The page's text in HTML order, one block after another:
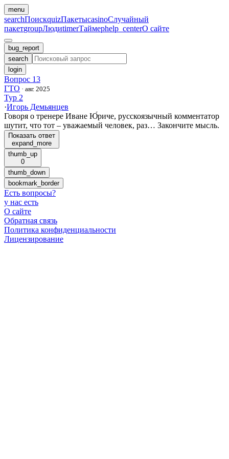
menu
searchПоискquizПакетыcasinoСлучайный
пакетgroupЛюдиtimerТаймерhelp_centerО сайте
bug_report
search
login
Вопрос 13
ГТО · авг. 2025
Тур 2
·Игорь Демьянцев
Говоря о тренере Иване Ю́риче, русскоязычный комментатор
шутит, что тот – уважаемый человек, раз… Закончите мысль.
Показать ответ
expand_more
thumb_up
0
thumb_down
bookmark_border
Есть вопросы?
у нас есть
О сайте
Обратная связь
Политика конфиденциальности
Лицензирование